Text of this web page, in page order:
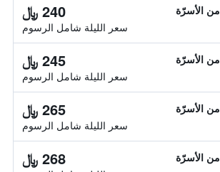
Double room، 2 من الأسرّة
240 ﷼
سعر الليلة شامل الرسوم
Double room، 2 من الأسرّة
245 ﷼
سعر الليلة شامل الرسوم
Double room، 2 من الأسرّة
265 ﷼
سعر الليلة شامل الرسوم
Double room، 2 من الأسرّة
268 ﷼